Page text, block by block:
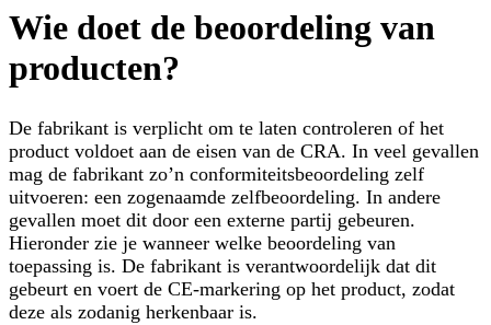
Wie doet de beoordeling van
producten?
De fabrikant is verplicht om te laten controleren of het
product voldoet aan de eisen van de CRA. In veel gevallen
mag de fabrikant zo’n conformiteitsbeoordeling zelf
uitvoeren: een zogenaamde zelfbeoordeling. In andere
gevallen moet dit door een externe partij gebeuren.
Hieronder zie je wanneer welke beoordeling van
toepassing is. De fabrikant is verantwoordelijk dat dit
gebeurt en voert de CE-markering op het product, zodat
deze als zodanig herkenbaar is.